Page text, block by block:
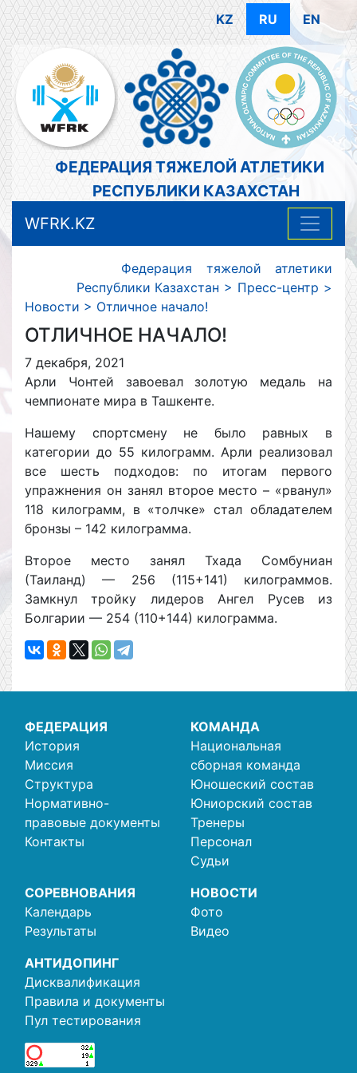
KZ RU EN
ФЕДЕРАЦИЯ ТЯЖЕЛОЙ АТЛЕТИКИ
РЕСПУБЛИКИ КАЗАХСТАН
WFRK.KZ
Федерация тяжелой атлетики
Республики Казахстан > Пресс-центр >
Новости > Отличное начало!
ОТЛИЧНОЕ НАЧАЛО!
7 декабря, 2021
Арли Чонтей завоевал золотую медаль на
чемпионате мира в Ташкенте.
Нашему спортсмену не было равных в
категории до 55 килограмм. Арли реализовал
все шесть подходов: по итогам первого
упражнения он занял второе место – «рванул»
118 килограмм, в «толчке» стал обладателем
бронзы – 142 килограмма.
Второе место занял Тхада Сомбуниан
(Таиланд) — 256 (115+141) килограммов.
Замкнул тройку лидеров Ангел Русев из
Болгарии — 254 (110+144) килограмма.
ФЕДЕРАЦИЯ
История
Миссия
Структура
Нормативно-
правовые документы
Контакты
КОМАНДА
Национальная
сборная команда
Юношеский состав
Юниорский состав
Тренеры
Персонал
Судьи
СОРЕВНОВАНИЯ
Календарь
Результаты
НОВОСТИ
Фото
Видео
АНТИДОПИНГ
Дисквалификация
Правила и документы
Пул тестирования